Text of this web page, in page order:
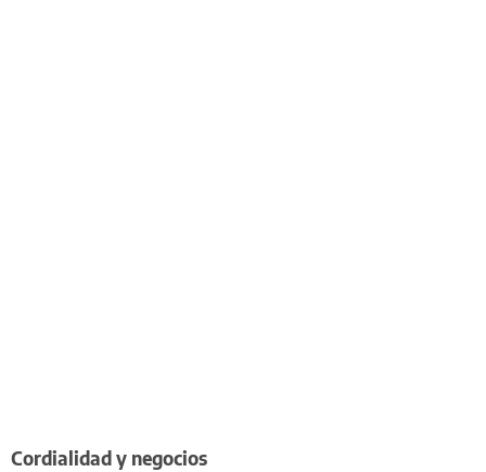
Cordialidad y negocios